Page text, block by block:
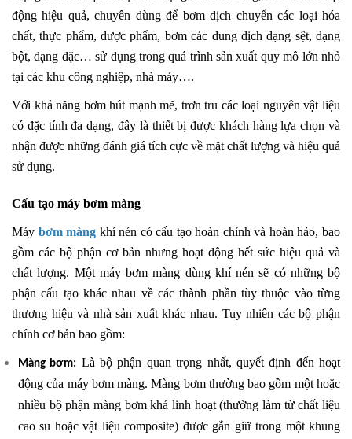
động hiệu quả, chuyên dùng để bơm dịch chuyển các loại hóa
chất, thực phẩm, dược phẩm, bơm các dung dịch dạng sệt, dạng
bột, dạng đặc… sử dụng trong quá trình sản xuất quy mô lớn nhỏ
tại các khu công nghiệp, nhà máy….
Với khả năng bơm hút mạnh mẽ, trơn tru các loại nguyên vật liệu
có đặc tính đa dạng, đây là thiết bị được khách hàng lựa chọn và
nhận được những đánh giá tích cực về mặt chất lượng và hiệu quả
sử dụng.
Cấu tạo máy bơm màng
Máy bơm màng khí nén có cấu tạo hoàn chỉnh và hoàn hảo, bao
gồm các bộ phận cơ bản nhưng hoạt động hết sức hiệu quả và
chất lượng. Một máy bơm màng dùng khí nén sẽ có những bộ
phận cấu tạo khác nhau về các thành phần tùy thuộc vào từng
thương hiệu và nhà sản xuất khác nhau. Tuy nhiên các bộ phận
chính cơ bản bao gồm:
Màng bơm: Là bộ phận quan trọng nhất, quyết định đến hoạt
động của máy bơm màng. Màng bơm thường bao gồm một hoặc
nhiều bộ phận màng bơm khá linh hoạt (thường làm từ chất liệu
cao su hoặc vật liệu composite) được gắn giữ trong một khung